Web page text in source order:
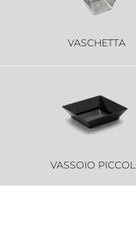
VASCHETTA
VASSOIO